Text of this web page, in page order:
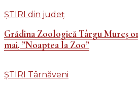
ȘTIRI din județ
Grădina Zoologică Târgu Mureș
mai, ”Noaptea la Zoo”
ȘTIRI Târnăveni